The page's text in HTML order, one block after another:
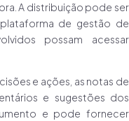
A distribuição pode ser
de gestão de
possam acessar
e ações, as notas de
e sugestões dos
e pode fornecer